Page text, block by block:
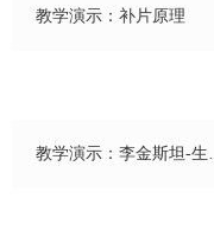
教学演示：补片原理
教学演示：李金斯坦-生